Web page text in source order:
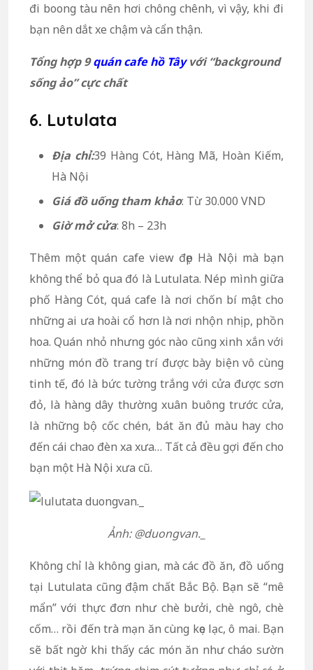
đi boong tàu nên hơi chông chênh, vì vậy, khi đi
bạn nên dắt xe chậm và cẩn thận.
Tổng hợp 9quán cafe hồ Tâyvới “background
sống ảo” cực chất
6. Lutulata
Địa chỉ:39 Hàng Cót, Hàng Mã, Hoàn Kiếm,
Hà Nội
Giá đồ uống tham khảo: Từ 30.000 VND
Giờ mở cửa: 8h – 23h
Thêm một quán cafe view đẹp Hà Nội mà bạn
không thể bỏ qua đó là Lutulata. Nép mình giữa
phố Hàng Cót, quá cafe là nơi chốn bí mật cho
những ai ưa hoài cổ hơn là nơi nhộn nhịp, phồn
hoa. Quán nhỏ nhưng góc nào cũng xinh xắn với
những món đồ trang trí được bày biện vô cùng
tinh tế, đó là bức tường trắng với cửa được sơn
đỏ, là hàng dây thường xuân buông trước cửa,
là những bộ cốc chén, bát ăn đủ màu hay cho
đến cái chao đèn xa xưa… Tất cả đều gợi đến cho
bạn một Hà Nội xưa cũ.
Ảnh: @duongvan._
Không chỉ là không gian, mà các đồ ăn, đồ uống
tại Lutulata cũng đậm chất Bắc Bộ. Bạn sẽ “mê
mẩn” với thực đơn như chè bưởi, chè ngô, chè
cốm… rồi đến trà mạn ăn cùng kẹo lạc, ô mai. Bạn
sẽ bất ngờ khi thấy các món ăn như cháo sườn